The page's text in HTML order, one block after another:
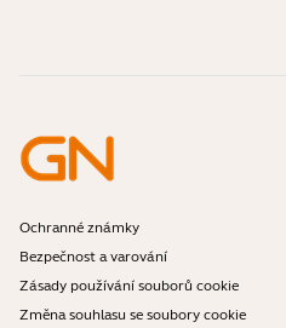
Firemní politika ukončení životnosti
Vývojářský program
Ochranné známky
Bezpečnost a varování
Zásady používání souborů cookie
Změna souhlasu se soubory cookie